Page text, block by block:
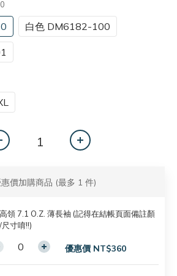
白色 DM6182-100
價加購商品 (最多 1 件)
領 7.1 O.Z. 薄長袖 (記得在結帳頁面備註顏
寸唷!!)
優惠價 NT$360